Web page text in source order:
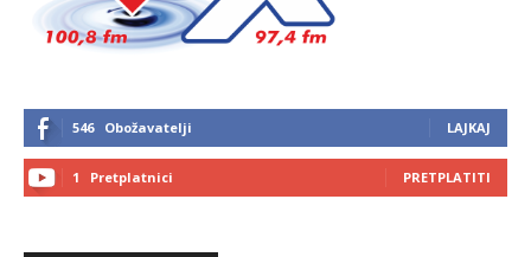
546 Obožavatelji LAJKAJ
1 Pretplatnici PRETPLATITI